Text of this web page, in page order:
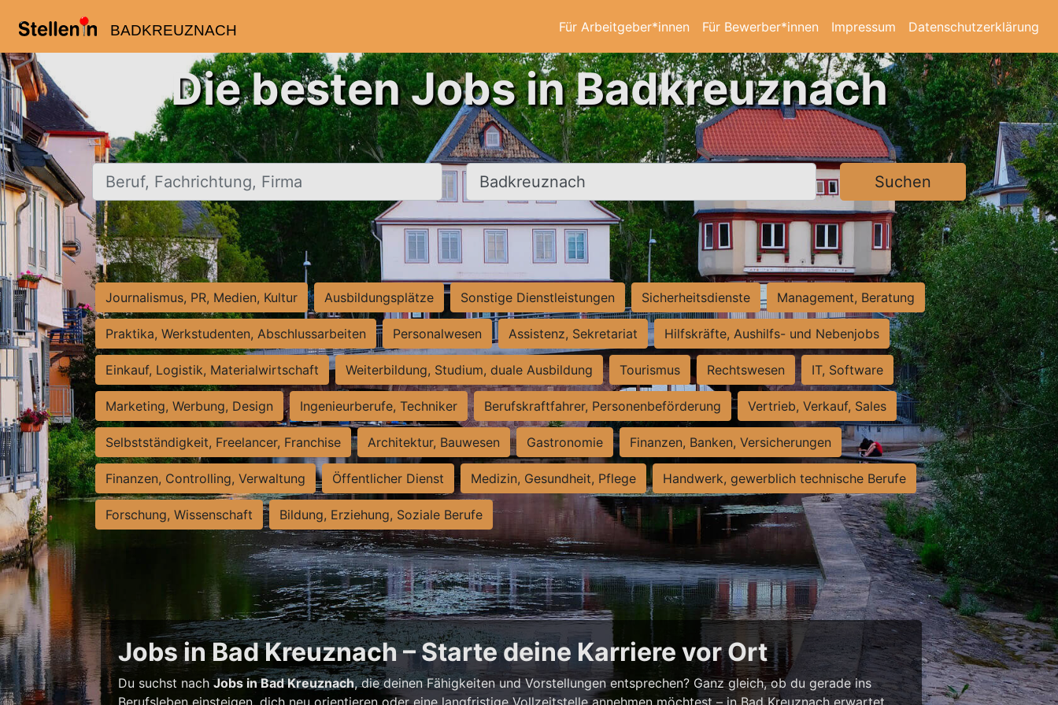
BADKREUZNACH Für Arbeitgeber*innen Für Bewerber*innen Impressum Datenschutzerklärung
Die besten Jobs in Badkreuznach
Beruf, Fachrichtung, Firma Ort, Stadt Suchen
Journalismus, PR, Medien, Kultur Ausbildungsplätze Sonstige Dienstleistungen Sicherheitsdienste Management, Beratung
Praktika, Werkstudenten, Abschlussarbeiten Personalwesen Assistenz, Sekretariat Hilfskräfte, Aushilfs- und Nebenjobs
Einkauf, Logistik, Materialwirtschaft Weiterbildung, Studium, duale Ausbildung Tourismus Rechtswesen IT, Software
Marketing, Werbung, Design Ingenieurberufe, Techniker Berufskraftfahrer, Personenbeförderung Vertrieb, Verkauf, Sales
Selbstständigkeit, Freelancer, Franchise Architektur, Bauwesen Gastronomie Finanzen, Banken, Versicherungen
Finanzen, Controlling, Verwaltung Öffentlicher Dienst Medizin, Gesundheit, Pflege Handwerk, gewerblich technische Berufe
Forschung, Wissenschaft Bildung, Erziehung, Soziale Berufe
Jobs in Bad Kreuznach – Starte deine Karriere vor Ort
Du suchst nachJobs in Bad Kreuznach, die deinen Fähigkeiten und Vorstellungen entsprechen? Ganz gleich, ob du gerade ins